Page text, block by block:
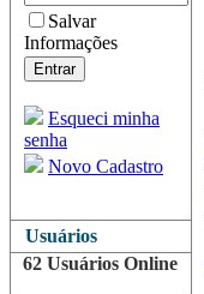
Salvar
Informações
Esqueci minha
senha
Novo Cadastro
Usuários
62 Usuários Online